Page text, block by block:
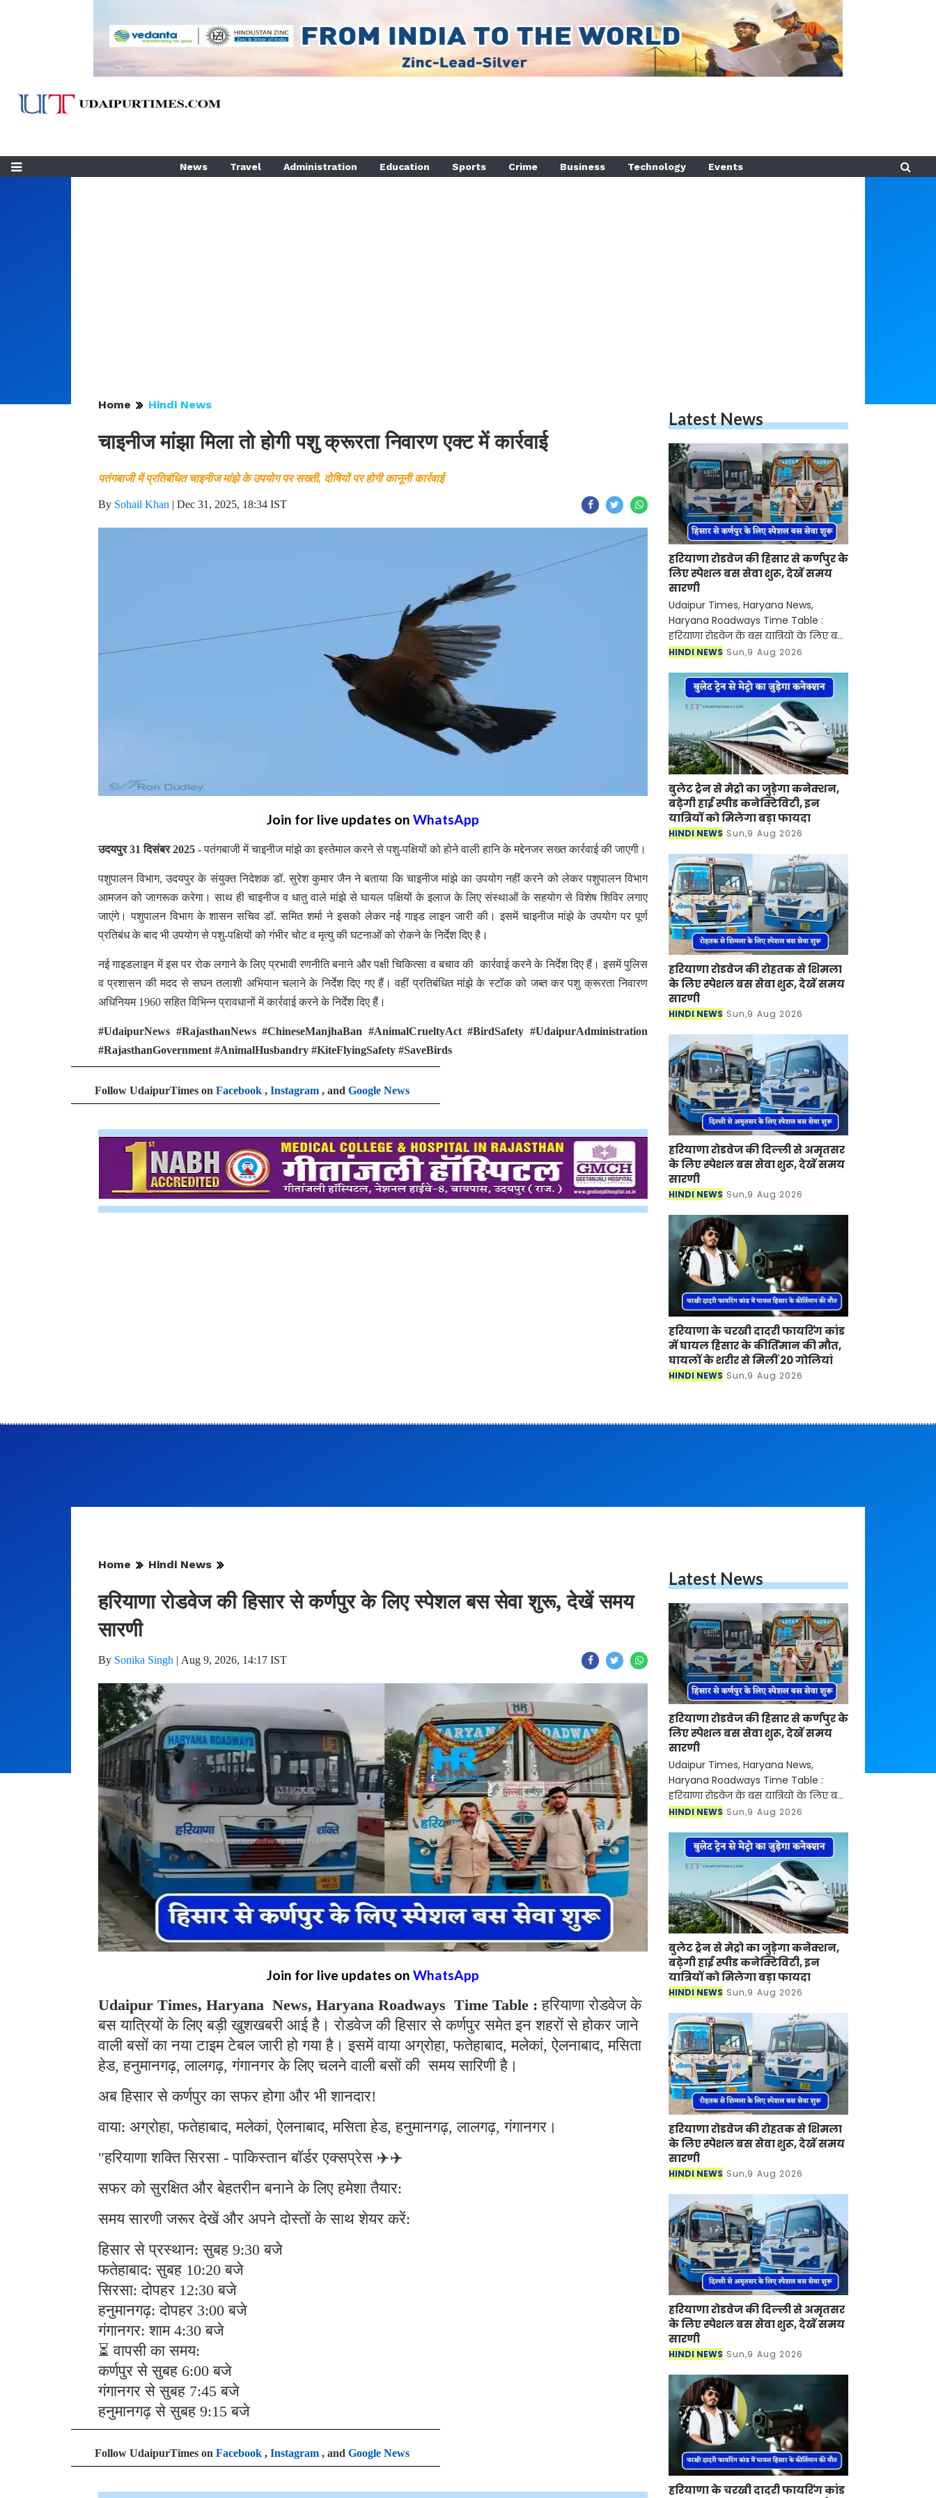
News Travel Administration Education Sports Crime Business Technology Events
Home Hindi News
चाइनीज मांझा मिला तो होगी पशु क्रूरता निवारण एक्ट में कार्रवाई
पतंगबाजी में प्रतिबंधित चाइनीज मांझे के उपयोग पर सख्ती, दोषियों पर होगी कानूनी कार्रवाई
By Sohail Khan | Dec 31, 2025, 18:34 IST
Join for live updates on WhatsApp
उदयपुर 31 दिसंबर 2025 - पतंगबाजी में चाइनीज मांझे का इस्तेमाल करने से पशु-पक्षियों को होने वाली हानि के मद्देनजर सख्त कार्रवाई की जाएगी।
पशुपालन विभाग, उदयपुर के संयुक्त निदेशक डॉ. सुरेश कुमार जैन ने बताया कि चाइनीज मांझे का उपयोग नहीं करने को लेकर पशुपालन विभाग
आमजन को जागरूक करेगा। साथ ही चाइनीज व धातु वाले मांझे से घायल पक्षियों के इलाज के लिए संस्थाओं के सहयोग से विशेष शिविर लगाए
जाएंगे। पशुपालन विभाग के शासन सचिव डॉ. समित शर्मा ने इसको लेकर नई गाइड लाइन जारी की। इसमें चाइनीज मांझे के उपयोग पर पूर्ण
प्रतिबंध के बाद भी उपयोग से पशु-पक्षियों को गंभीर चोट व मृत्यु की घटनाओं को रोकने के निर्देश दिए है।
नई गाइडलाइन में इस पर रोक लगाने के लिए प्रभावी रणनीति बनाने और पक्षी चिकित्सा व बचाव की कार्रवाई करने के निर्देश दिए हैं। इसमें पुलिस
व प्रशासन की मदद से सघन तलाशी अभियान चलाने के निर्देश दिए गए हैं। वहीं प्रतिबंधित मांझे के स्टॉक को जब्त कर पशु क्रूरता निवारण
अधिनियम 1960 सहित विभिन्न प्रावधानों में कार्रवाई करने के निर्देश दिए हैं।
#UdaipurNews #RajasthanNews #ChineseManjhaBan #AnimalCrueltyAct #BirdSafety #UdaipurAdministration
#RajasthanGovernment #AnimalHusbandry #KiteFlyingSafety #SaveBirds
Follow UdaipurTimes on Facebook , Instagram , and Google News
Latest News
हरियाणा रोडवेज की हिसार से कर्णपुर के
लिए स्पेशल बस सेवा शुरू, देखें समय
सारणी
Udaipur Times, Haryana News,
Haryana Roadways Time Table :
हरियाणा रोडवेज के बस यात्रियों के लिए बड़ी
खुशखबरी आई है। रोडवेज की हिसार से
बसों का नया टाइम टेबल जा
HINDI NEWS Sun,9 Aug 2026
बुलेट ट्रेन से मेट्रो का जुड़ेगा कनेक्शन,
बढ़ेगी हाई स्पीड कनेक्टिविटी, इन
यात्रियों को मिलेगा बड़ा फायदा
HINDI NEWS Sun,9 Aug 2026
हरियाणा रोडवेज की रोहतक से शिमला
के लिए स्पेशल बस सेवा शुरू, देखें समय
सारणी
HINDI NEWS Sun,9 Aug 2026
हरियाणा रोडवेज की दिल्ली से अमृतसर
के लिए स्पेशल बस सेवा शुरू, देखें समय
सारणी
HINDI NEWS Sun,9 Aug 2026
हरियाणा के चरखी दादरी फायरिंग कांड
में घायल हिसार के कीर्तिमान की मौत,
घायलों के शरीर से मिलीं 20 गोलियां
HINDI NEWS Sun,9 Aug 2026
Home Hindi News
हरियाणा रोडवेज की हिसार से कर्णपुर के लिए स्पेशल बस सेवा शुरू, देखें समय
सारणी
By Sonika Singh | Aug 9, 2026, 14:17 IST
Join for live updates on WhatsApp
Udaipur Times, Haryana News, Haryana Roadways Time Table : हरियाणा रोडवेज के
बस यात्रियों के लिए बड़ी खुशखबरी आई है। रोडवेज की हिसार से कर्णपुर समेत इन शहरों से होकर जाने
वाली बसों का नया टाइम टेबल जारी हो गया है। इसमें वाया अग्रोहा, फतेहाबाद, मलेकां, ऐलनाबाद, मसिता
हेड, हनुमानगढ़, लालगढ़, गंगानगर के लिए चलने वाली बसों की समय सारिणी है।
अब हिसार से कर्णपुर का सफर होगा और भी शानदार!
वाया: अग्रोहा, फतेहाबाद, मलेकां, ऐलनाबाद, मसिता हेड, हनुमानगढ़, लालगढ़, गंगानगर।
"हरियाणा शक्ति सिरसा - पाकिस्तान बॉर्डर एक्सप्रेस ✈️✈️
सफर को सुरक्षित और बेहतरीन बनाने के लिए हमेशा तैयार:
समय सारणी जरूर देखें और अपने दोस्तों के साथ शेयर करें:
हिसार से प्रस्थान: सुबह 9:30 बजे
फतेहाबाद: सुबह 10:20 बजे
सिरसा: दोपहर 12:30 बजे
हनुमानगढ़: दोपहर 3:00 बजे
गंगानगर: शाम 4:30 बजे
⏳ वापसी का समय:
कर्णपुर से सुबह 6:00 बजे
गंगानगर से सुबह 7:45 बजे
हनुमानगढ़ से सुबह 9:15 बजे
Follow UdaipurTimes on Facebook , Instagram , and Google News
Latest News
हरियाणा रोडवेज की हिसार से कर्णपुर के
लिए स्पेशल बस सेवा शुरू, देखें समय
सारणी
Udaipur Times, Haryana News,
Haryana Roadways Time Table :
हरियाणा रोडवेज के बस यात्रियों के लिए बड़ी
खुशखबरी आई है। रोडवेज की हिसार से
बसों का नया टाइम टेबल जा
HINDI NEWS Sun,9 Aug 2026
बुलेट ट्रेन से मेट्रो का जुड़ेगा कनेक्शन,
बढ़ेगी हाई स्पीड कनेक्टिविटी, इन
यात्रियों को मिलेगा बड़ा फायदा
HINDI NEWS Sun,9 Aug 2026
हरियाणा रोडवेज की रोहतक से शिमला
के लिए स्पेशल बस सेवा शुरू, देखें समय
सारणी
HINDI NEWS Sun,9 Aug 2026
हरियाणा रोडवेज की दिल्ली से अमृतसर
के लिए स्पेशल बस सेवा शुरू, देखें समय
सारणी
HINDI NEWS Sun,9 Aug 2026
हरियाणा के चरखी दादरी फायरिंग कांड